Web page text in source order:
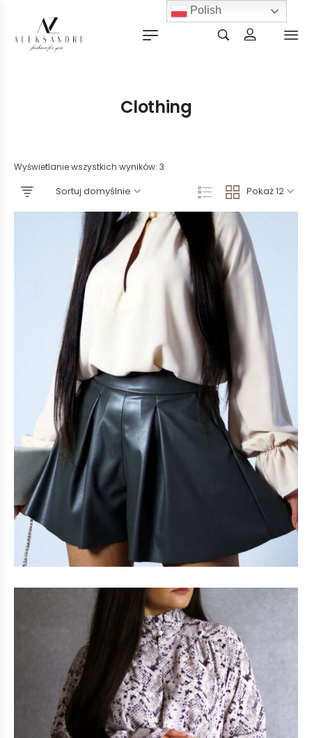
Clothing
Wyświetlanie wszystkich wyników: 3
Pokaż 12
Sortuj domyślnie
Polish